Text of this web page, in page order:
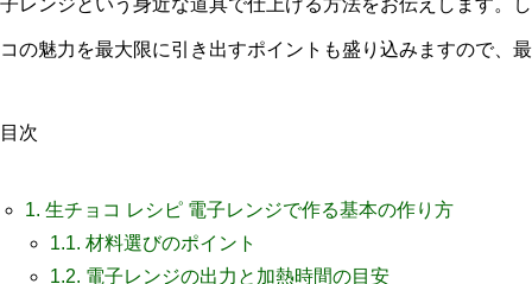
子レンジという身近な道具で仕上げる方法をお伝えします。
コの魅力を最大限に引き出すポイントも盛り込みますので、
目次
1. 生チョコ レシピ 電子レンジで作る基本の作り方
1.1. 材料選びのポイント
1.2. 電子レンジの出力と加熱時間の目安